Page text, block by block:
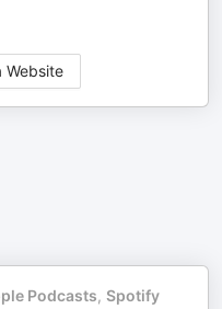
Website
Podcasts, Spotify